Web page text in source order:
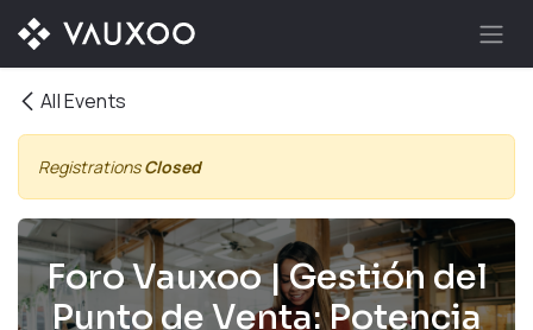
Skip to Content
All Events
RegistrationsClosed
Foro Vauxoo | Gestión del
Punto de Venta: Potencia